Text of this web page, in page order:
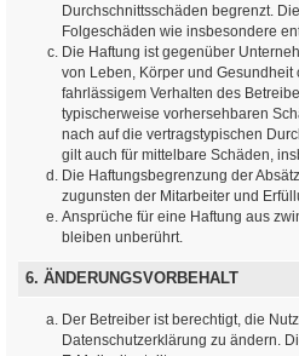
Durchschnittsschäden begrenzt.
Folgeschäden wie insbesondere
Die Haftung ist gegenüber
von Leben, Körper und
fahrlässigem Verhalten des
typischerweise vorhersehbaren
nach auf die vertragstypischen
gilt auch für mittelbare Schäden,
Die Haftungsbegrenzung der
zugunsten der Mitarbeiter und
Ansprüche für eine Haftung aus
bleiben unberührt.
6. ÄNDERUNGSVORBEHALT
Der Betreiber ist berechtigt, die
Datenschutzerklärung zu ändern.